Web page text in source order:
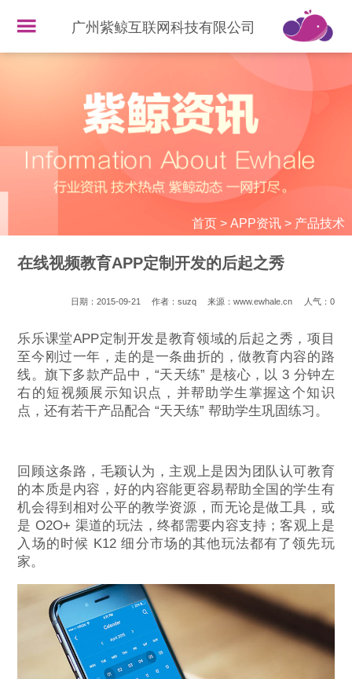
广州紫鲸互联网科技有限公司
首页> APP资讯> 产品技术
在线视频教育APP定制开发的后起之秀
日期：2015-09-21 作者：suzq 来源：www.ewhale.cn 人气： 0
乐乐课堂APP定制开发是教育领域的后起之秀，项目
至今刚过一年，走的是一条曲折的，做教育内容的路
线。旗下多款产品中，“天天练” 是核心，以 3 分钟左
右的短视频展示知识点，并帮助学生掌握这个知识
点，还有若干产品配合 “天天练” 帮助学生巩固练习。
回顾这条路，毛颖认为，主观上是因为团队认可教育
的本质是内容，好的内容能更容易帮助全国的学生有
机会得到相对公平的教学资源，而无论是做工具，或
是 O2O+ 渠道的玩法，终都需要内容支持；客观上是
入场的时候 K12 细分市场的其他玩法都有了领先玩
家。